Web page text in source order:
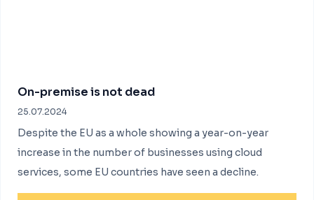
On-premise is not dead
25.07.2024
Despite the EU as a whole showing a year-on-year
increase in the number of businesses using cloud
services, some EU countries have seen a decline.